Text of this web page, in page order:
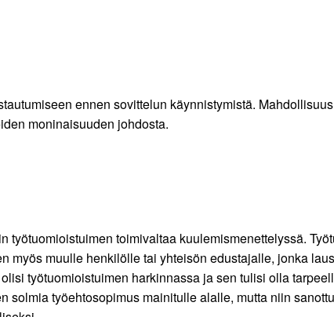
ennen sovittelun käynnistymistä.
moninaisuuden johdosta.
toimivaltaa kuulemismenettelyssä.
myös muulle henkilölle tai yhteisön edustajalle, jonka
työtuomioistuimen harkinnassa ja sen tulisi olla
työehtosopimus mainitulle alalle, mutta niin